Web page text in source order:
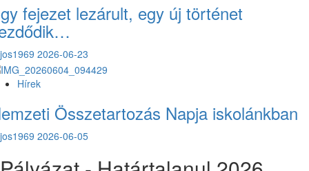
fejezet lezárult, egy új történet
2026-06-23
Hírek
Összetartozás Napja iskolánkban
2026-06-05